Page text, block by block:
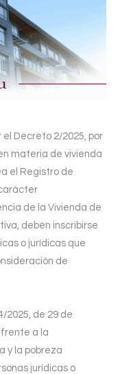
el Decreto 2/2025, por
materia de vivienda
el Registro de
de la Vivienda de
deben inscribirse
o jurídicas que
de
2025, de 29 de
a la
y la pobreza
jurídicas o